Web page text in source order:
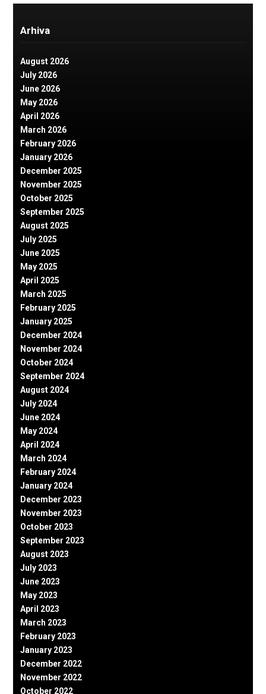
Arhiva
August 2026
July 2026
June 2026
May 2026
April 2026
March 2026
February 2026
January 2026
December 2025
November 2025
October 2025
September 2025
August 2025
July 2025
June 2025
May 2025
April 2025
March 2025
February 2025
January 2025
December 2024
November 2024
October 2024
September 2024
August 2024
July 2024
June 2024
May 2024
April 2024
March 2024
February 2024
January 2024
December 2023
November 2023
October 2023
September 2023
August 2023
July 2023
June 2023
May 2023
April 2023
March 2023
February 2023
January 2023
December 2022
November 2022
October 2022